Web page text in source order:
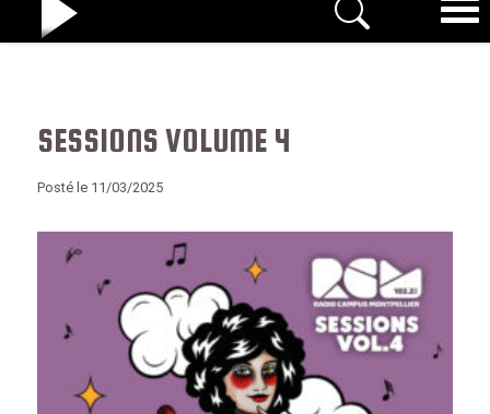
SESSIONS VOLUME 4
Posté le 11/03/2025